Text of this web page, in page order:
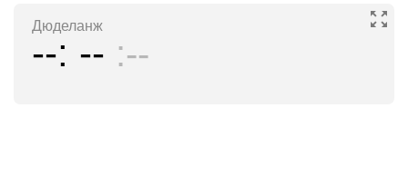
Дюделанж
-- -- --